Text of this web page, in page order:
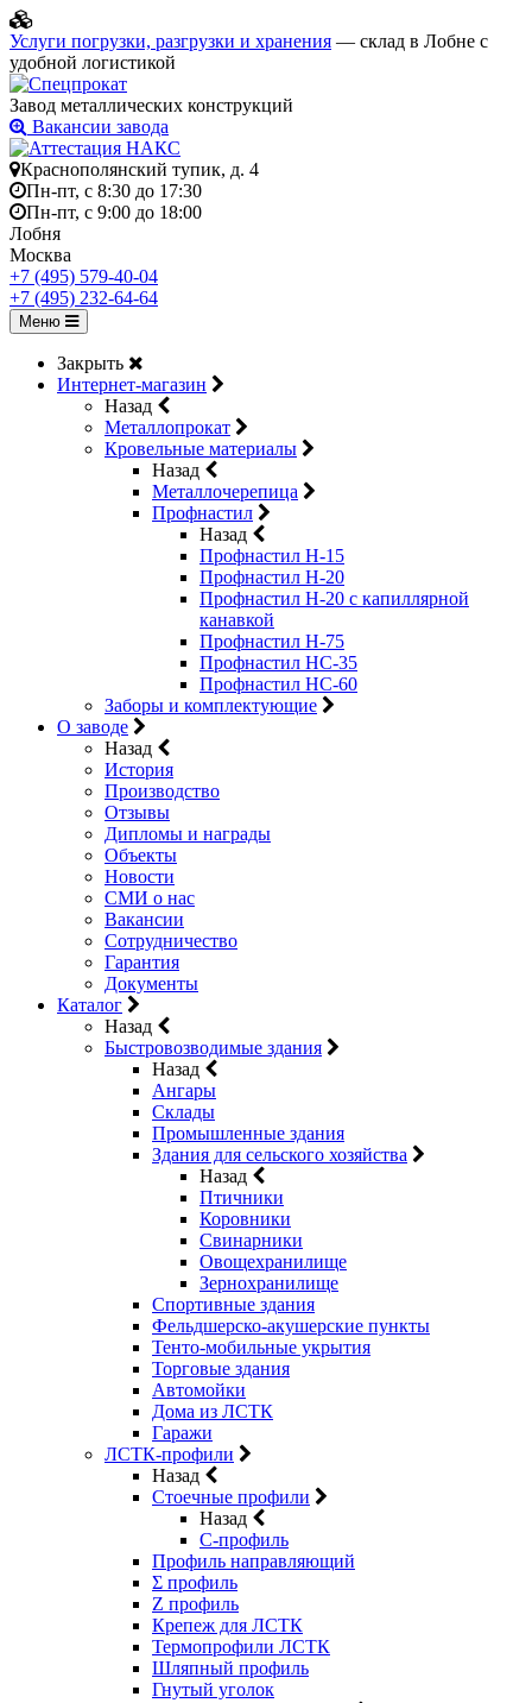
Услуги погрузки, разгрузки и хранения — склад в Лобне с
удобной логистикой
Завод металлических конструкций
Вакансии завода
Краснополянский тупик, д. 4
Пн-пт, с 8:30 до 17:30
Пн-пт, с 9:00 до 18:00
Лобня
Москва
+7 (495) 579-40-04
+7 (495) 232-64-64
Меню
Закрыть
Интернет-магазин
Назад
Металлопрокат
Кровельные материалы
Назад
Металлочерепица
Профнастил
Назад
Профнастил Н-15
Профнастил Н-20
Профнастил Н-20 с капиллярной
канавкой
Профнастил Н-75
Профнастил НС-35
Профнастил НС-60
Заборы и комплектующие
О заводе
Назад
История
Производство
Отзывы
Дипломы и награды
Объекты
Новости
СМИ о нас
Вакансии
Сотрудничество
Гарантия
Документы
Каталог
Назад
Быстровозводимые здания
Назад
Ангары
Склады
Промышленные здания
Здания для сельского хозяйства
Назад
Птичники
Коровники
Свинарники
Овощехранилище
Зернохранилище
Спортивные здания
Фельдшерско-акушерские пункты
Тенто-мобильные укрытия
Торговые здания
Автомойки
Дома из ЛСТК
Гаражи
ЛСТК-профили
Назад
Стоечные профили
Назад
C-профиль
Профиль направляющий
Σ профиль
Z профиль
Крепеж для ЛСТК
Термопрофили ЛСТК
Шляпный профиль
Гнутый уголок